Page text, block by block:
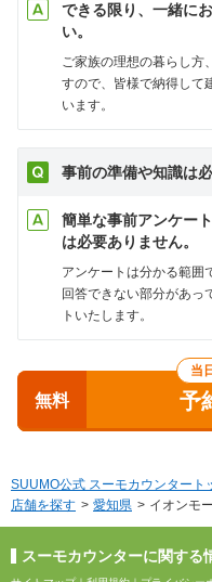
できる限り、一緒に
い。
ご家族の理想の暮らし方
すので、皆様で納得して
います。
事前の準備や知識は
簡単な事前アンケー
は必要ありません。
アンケートは分かる範囲
回答できない部分があっ
トいたします。
当
無料 予
SUUMO公式 スーモカウンタート
店舗を探す
愛知県 イオンモ
スーモカウンターに関する